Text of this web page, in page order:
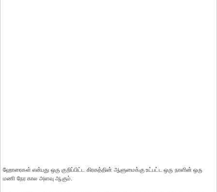
ஹோரைகள் என்பது ஒரு குறிப்பிட்ட கிரகத்தின் ஆளுமைக்கு உட்பட்ட ஒரு நாளின் ஒரு
மணி நேர கால அளவு ஆகும்.